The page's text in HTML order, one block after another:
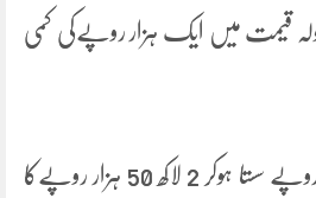
قیمت میں ایک ہزار روپےکی کمی
ایک تولہ سونا ایک ہزار روپے سستا ہوکر 2 لاکھ 50 ہزار روپےکا